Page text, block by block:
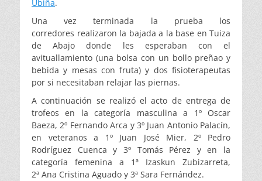
Ubiña.
Una vez terminada la prueba los
corredores realizaron la bajada a la base en Tuiza
de Abajo donde les esperaban con el
avituallamiento (una bolsa con un bollo preñao y
bebida y mesas con fruta) y dos fisioterapeutas
por si necesitaban relajar las piernas.
A continuación se realizó el acto de entrega de
trofeos en la categoría masculina a 1º Oscar
Baeza, 2º Fernando Arca y 3º Juan Antonio Palacín,
en veteranos a 1º Juan José Mier, 2º Pedro
Rodríguez Cuenca y 3º Tomás Pérez y en la
categoría femenina a 1ª Izaskun Zubizarreta,
2ª Ana Cristina Aguado y 3ª Sara Fernández.